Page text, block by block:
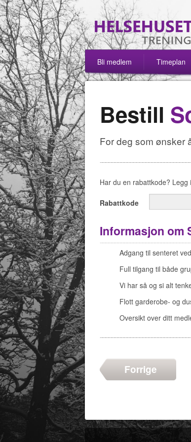
Bli medlem Timeplan
Bestill
For deg som ønsker
Har du en rabattkode?
Rabattkode
Informasjon om
Adgang til senteret
Full tilgang til både
Vi har så og si alt
Flott garderobe- og
Oversikt over ditt
Forrige